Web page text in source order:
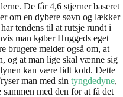
De får 4,6 stjerner baseret
om en dybere søvn og lækker
tendens til at rutsje rundt i
man køber Huggeds eget
brugere melder også om, at
og at man lige skal vænne sig
kan være lidt kold. Dette
man med sin tyngdedyne,
med den for at få det